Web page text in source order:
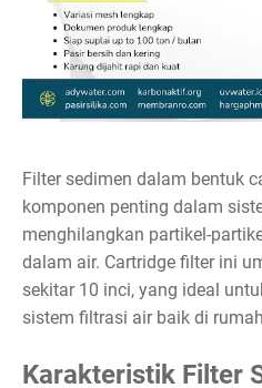
Filter sedimen dalam bentuk
komponen penting dalam
menghilangkan partikel-
dalam air. Cartridge filter ini
sekitar 10 inci, yang ideal
sistem filtrasi air baik di
Karakteristik Filter